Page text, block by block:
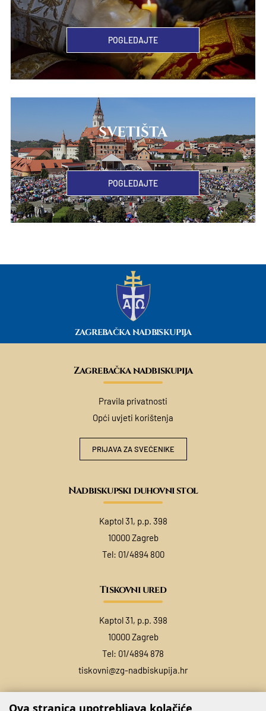
POGLEDAJTE
SVETIŠTA
POGLEDAJTE
ZAGREBAČKA NADBISKUPIJA
Zagrebačka nadbiskupija
Pravila privatnosti
Opći uvjeti korištenja
PRIJAVA ZA SVEĆENIKE
Nadbiskupski duhovni stol
Kaptol 31, p.p. 398
10000 Zagreb
Tel: 01/4894 800
Tiskovni ured
Kaptol 31, p.p. 398
10000 Zagreb
Tel: 01/4894 878
tiskovni@zg-nadbiskupija.hr
Ova stranica upotrebljava kolačiće